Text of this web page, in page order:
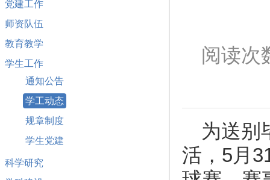
党建工作
师资队伍
教育教学
学生工作
通知公告
学工动态
规章制度
学生党建
科学研究
阅读次
为送别
活，5月